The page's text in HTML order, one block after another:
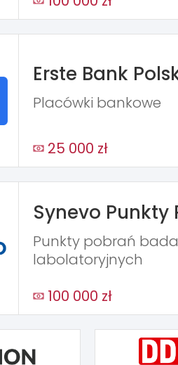
Erste Bank
Placówki bankowe
25 000 zł
Synevo Punkty
Punkty pobrań
labolatoryjnych
100 000 zł